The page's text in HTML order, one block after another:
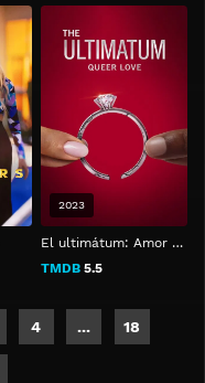
El ultimátum: Amor "queer"
TMDB5.5
2023
4 ... 18